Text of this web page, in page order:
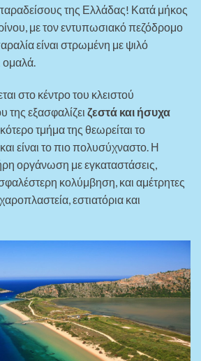
της Ελλάδας! Κατά μήκος
με τον εντυπωσιακό πεζόδρομο
είναι στρωμένη με ψιλό
ομαλά.
στο κέντρο του κλειστού
εξασφαλίζει ζεστά και ήσυχα
τμήμα της θεωρείται το
είναι το πιο πολυσύχναστο. Η
οργάνωση με εγκαταστάσεις,
κολύμβηση, και αμέτρητες
εστιατόρια και